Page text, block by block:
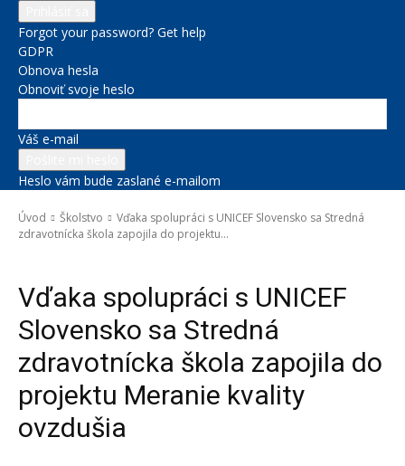
Forgot your password? Get help
GDPR
Obnova hesla
Obnoviť svoje heslo
Váš e-mail
Heslo vám bude zaslané e-mailom
Úvod Školstvo
Vďaka spolupráci s UNICEF Slovensko sa Stredná
zdravotnícka škola zapojila do projektu...
Vďaka spolupráci s UNICEF
Slovensko sa Stredná
zdravotnícka škola zapojila do
projektu Meranie kvality
ovzdušia